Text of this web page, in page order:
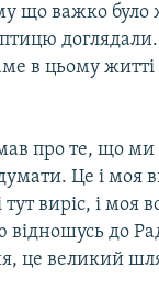
що важко
птицю
в цьому
про те, що
Це i моя
виріс, i моя
до
це великий